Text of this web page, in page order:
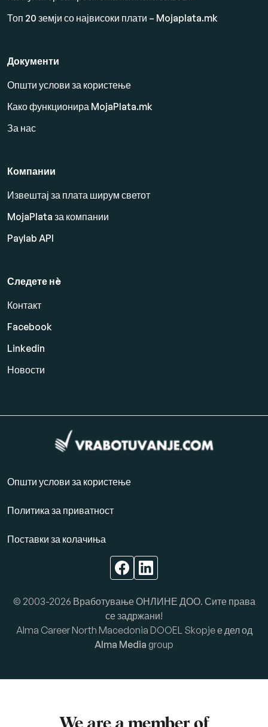
Топ 20 земји со највисоки плати – Mojaplata.mk
Документи
Општи услови за користење
Како функционира MojaPlata.mk
За нас
Компании
Извештај за плата ширум светот
MojaPlata за компании
Paylab API
Следете нè
Контакт
Facebook
Linkedin
Новости
Општи услови за користење
Политика за приватност
Поставки за колачиња
© 2003-2026 Вработување ОНЛИНЕ ДОО. Сите права
се задржани!
Alma Career North Macedonia DOOEL Skopje е дел од
Alma Media group